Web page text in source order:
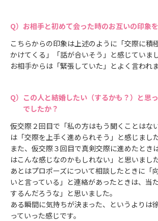
お相手と初めて会った時のお互いの印象を
こちらからの印象は上述のように「交際に積
かけてくる」「話が合いそう」と感じていまし
お相手からは「緊張していた」とよく言われま
この人と結婚したい（するかも？）と思
でしたか？
仮交際２回目で「私の方はもう聞くことはな
は「交際を上手く進められそう」と感じました
また、仮交際３回目で真剣交際に進めたとき
はこんな感じなのかもしれない」と思いました
あとはプロポーズについて相談したときに「
いと言っている」と連絡があったときは、当
するんだろうな」と思いました。
ある瞬間に気持ちが決まった、というよりは
っていった感じです。